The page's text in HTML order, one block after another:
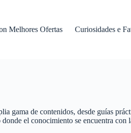
Melhores Ofertas Curiosidades e
gama de contenidos, desde guías
el conocimiento se encuentra